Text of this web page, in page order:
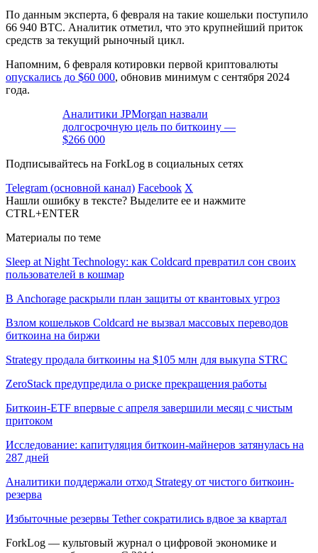
По данным эксперта, 6 февраля на такие кошельки поступило
66 940 BTC. Аналитик отметил, что это крупнейший приток
средств за текущий рыночный цикл.
Напомним, 6 февраля котировки первой криптовалюты
опускались до $60 000, обновив минимум с сентября 2024
года.
Аналитики JPMorgan назвали
долгосрочную цель по биткоину —
$266 000
Подписывайтесь на ForkLog в социальных сетях
Telegram (основной канал) Facebook X
Нашли ошибку в тексте? Выделите ее и нажмите
CTRL+ENTER
Материалы по теме
Sleep at Night Technology: как Coldcard превратил сон своих
пользователей в кошмар
В Anchorage раскрыли план защиты от квантовых угроз
Взлом кошельков Coldcard не вызвал массовых переводов
биткоина на биржи
Strategy продала биткоины на $105 млн для выкупа STRC
ZeroStack предупредила о риске прекращения работы
Биткоин-ETF впервые с апреля завершили месяц с чистым
притоком
Исследование: капитуляция биткоин-майнеров затянулась на
287 дней
Аналитики поддержали отход Strategy от чистого биткоин-
резерва
Избыточные резервы Tether сократились вдвое за квартал
ForkLog — культовый журнал о цифровой экономике и